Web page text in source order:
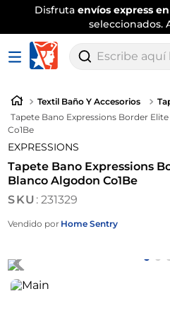
Disfruta envíos express
seleccionados.
Escribe aquí lo
Textil Baño Y Accesorios
Tapete Bano Expressions Border
Co1Be
EXPRESSIONS
Tapete Bano Expressions
Blanco Algodon Co1Be
:231329
Vendido por Home Sentry